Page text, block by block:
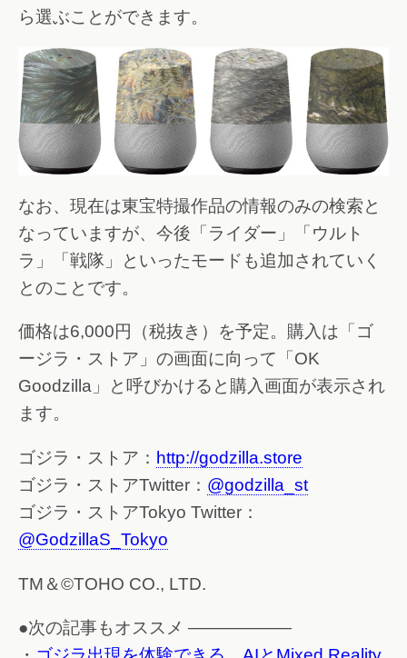
ら選ぶことができます。
なお、現在は東宝特撮作品の情報のみの検索と
なっていますが、今後「ライダー」「ウルト
ラ」「戦隊」といったモードも追加されていく
とのことです。
価格は6,000円（税抜き）を予定。購入は「ゴ
ージラ・ストア」の画面に向って「OK
Goodzilla」と呼びかけると購入画面が表示され
ます。
ゴジラ・ストア： http://godzilla.store
ゴジラ・ストアTwitter： @godzilla_st
ゴジラ・ストアTokyo Twitter：
@GodzillaS_Tokyo
TM＆©TOHO CO., LTD.
●次の記事もオススメ ——————